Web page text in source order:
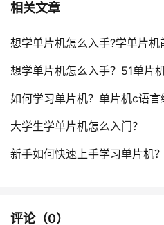
相关文章
想学单片机怎么入手?学单片机
想学单片机怎么入手？51单片
如何学习单片机？单片机c语言
大学生学单片机怎么入门？
新手如何快速上手学习单片机？
评论（0）